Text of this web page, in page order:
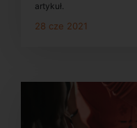
artykuł.
28 cze 2021